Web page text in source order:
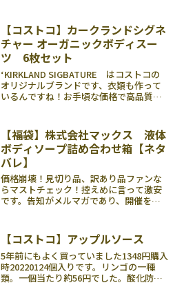
【コストコ】カークランドシグネ
チャー オーガニックボディスー
ツ 6枚セット
‘KIRKLAND SIGBATURE はコストコの
オリジナルブランドです、衣類も作って
いるんですね！お手頃な価格で高品質、
いいように、最高に要チェックブランド
なんで...
【福袋】株式会社マックス 液体
ボディソープ詰め合わせ箱【ネタ
バレ】
価格崩壊！見切り品、訳あり品ファンな
らマストチェック！控えめに言って激安
です。告知がメルマガであり、開催を知
録を。税込み1998円送料無料でした。箱
に隙間なくぎゅっと...
【コストコ】アップルソース
5年前にもよく買っていました1348円購入
時20220124個入りです。リンゴの一種
類。一個当たり約56円でした。酸化防止